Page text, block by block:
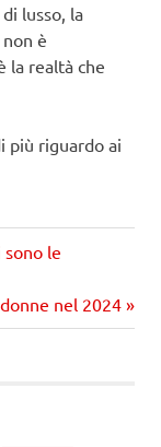
lusso, la
è
la realtà che
più riguardo ai
sono le
nel 2024